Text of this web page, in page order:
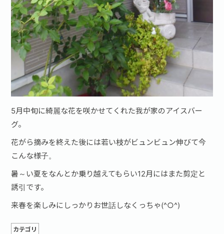
5月中旬に綺麗な花を咲かせてくれた我が家のアイスバー
グ。
花がら摘みを終えた後には若い枝がビュンビュン伸びて今
こんな様子。
暑～い夏をなんとか乗り越えてもらい12月にはまた剪定と
誘引です。
来春を楽しみにしっかりお世話しなくっちゃ(^○^)
カテゴリ